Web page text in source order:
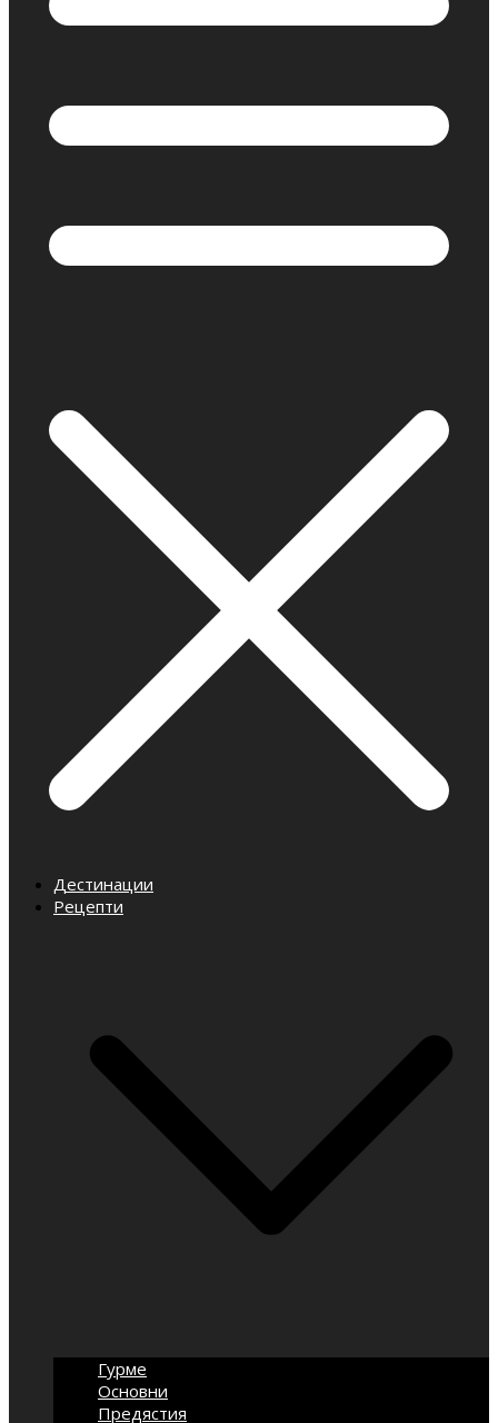
Дестинации
Рецепти
Гурме
Основни
Предястия